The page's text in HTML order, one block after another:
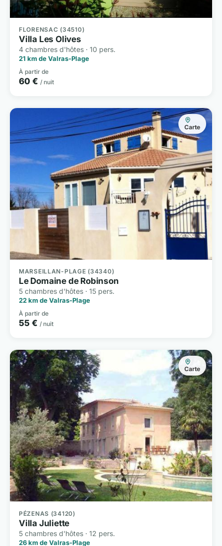
FLORENSAC (34510)
Villa Les Olives
4 chambres d'hôtes · 10 pers.
21 km de Valras-Plage
À partir de
60 € / nuit
Carte
MARSEILLAN-PLAGE (34340)
Le Domaine de Robinson
5 chambres d'hôtes · 15 pers.
22 km de Valras-Plage
À partir de
55 € / nuit
Carte
PÉZENAS (34120)
Villa Juliette
5 chambres d'hôtes · 12 pers.
26 km de Valras-Plage